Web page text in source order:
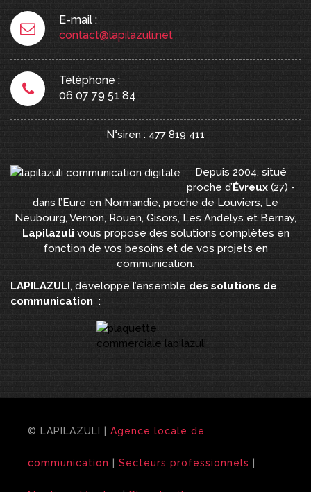
E-mail :
contact@lapilazuli.net
Téléphone :
06 07 79 51 84
N°siren : 477 819 411
Depuis 2004, situé
proche d’Évreux(27) -
dans l’Eure en Normandie, proche de Louviers, Le
Neubourg, Vernon, Rouen, Gisors, Les Andelys et Bernay,
Lapilazuli vous propose des solutions complètes en
fonction de vos besoins et de vos projets en
communication.
LAPILAZULI, développe l’ensemble des solutions de
communication :
© LAPILAZULI | Agence locale de
communication Secteurs professionnels